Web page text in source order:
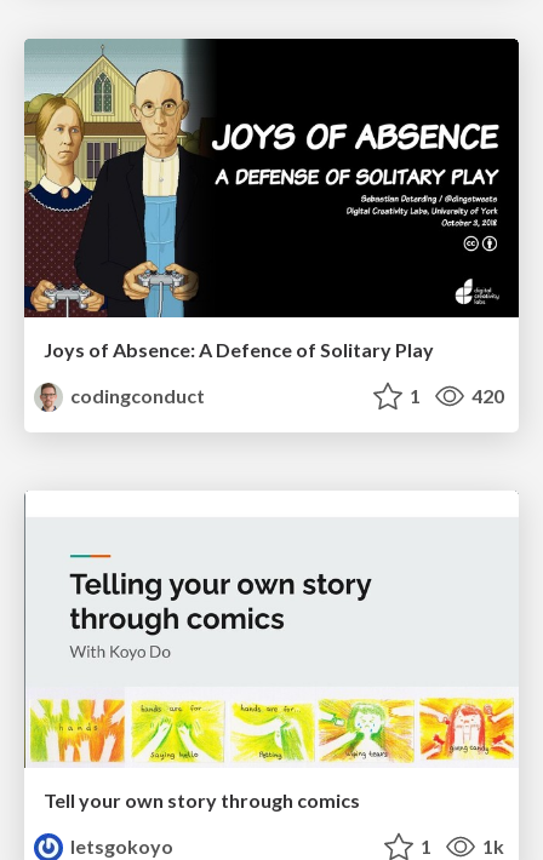
Joys of Absence: A Defence of Solitary Play
codingconduct
1 420
Tell your own story through comics
letsgokoyo
1 1k